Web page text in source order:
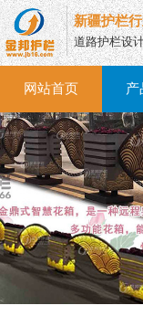
新疆护栏
道路护栏设
网站首页 产
热烈庆